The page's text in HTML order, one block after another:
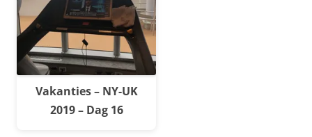
Vakanties – NY-UK
2019 – Dag 16